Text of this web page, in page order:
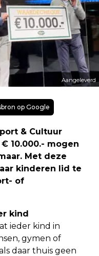
Aangeleverd
op Google
& Cultuur
10.000.- mogen
Met deze
kinderen lid te
of
kind
ieder kind in
gymen of
daar thuis geen